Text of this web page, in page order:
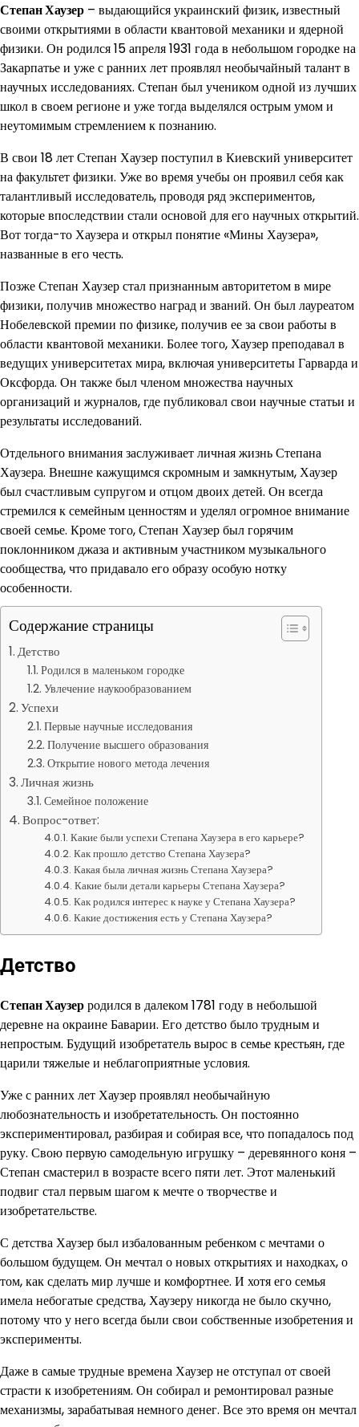
Степан Хаузер – выдающийся украинский физик, известный
своими открытиями в области квантовой механики и ядерной
физики. Он родился 15 апреля 1931 года в небольшом городке на
Закарпатье и уже с ранних лет проявлял необычайный талант в
научных исследованиях. Степан был учеником одной из лучших
школ в своем регионе и уже тогда выделялся острым умом и
неутомимым стремлением к познанию.
В свои 18 лет Степан Хаузер поступил в Киевский университет
на факультет физики. Уже во время учебы он проявил себя как
талантливый исследователь, проводя ряд экспериментов,
которые впоследствии стали основой для его научных открытий.
Вот тогда-то Хаузера и открыл понятие «Мины Хаузера»,
названные в его честь.
Позже Степан Хаузер стал признанным авторитетом в мире
физики, получив множество наград и званий. Он был лауреатом
Нобелевской премии по физике, получив ее за свои работы в
области квантовой механики. Более того, Хаузер преподавал в
ведущих университетах мира, включая университеты Гарварда и
Оксфорда. Он также был членом множества научных
организаций и журналов, где публиковал свои научные статьи и
результаты исследований.
Отдельного внимания заслуживает личная жизнь Степана
Хаузера. Внешне кажущимся скромным и замкнутым, Хаузер
был счастливым супругом и отцом двоих детей. Он всегда
стремился к семейным ценностям и уделял огромное внимание
своей семье. Кроме того, Степан Хаузер был горячим
поклонником джаза и активным участником музыкального
сообщества, что придавало его образу особую нотку
особенности.
Содержание страницы
Детство
Родился в маленьком городке
Увлечение наукообразованием
Успехи
Первые научные исследования
Получение высшего образования
Открытие нового метода лечения
Личная жизнь
Семейное положение
Вопрос-ответ:
Какие были успехи Степана Хаузера в его карьере?
Как прошло детство Степана Хаузера?
Какая была личная жизнь Степана Хаузера?
Какие были детали карьеры Степана Хаузера?
Как родился интерес к науке у Степана Хаузера?
Какие достижения есть у Степана Хаузера?
Детство
Степан Хаузерродился в далеком 1781 году в небольшой
деревне на окраине Баварии. Его детство было трудным и
непростым. Будущий изобретатель вырос в семье крестьян, где
царили тяжелые и неблагоприятные условия.
Уже с ранних лет Хаузер проявлял необычайную
любознательность и изобретательность. Он постоянно
экспериментировал, разбирая и собирая все, что попадалось под
руку. Свою первую самодельную игрушку – деревянного коня –
Степан смастерил в возрасте всего пяти лет. Этот маленький
подвиг стал первым шагом к мечте о творчестве и
изобретательстве.
С детства Хаузер был избалованным ребенком с мечтами о
большом будущем. Он мечтал о новых открытиях и находках, о
том, как сделать мир лучше и комфортнее. И хотя его семья
имела небогатые средства, Хаузеру никогда не было скучно,
потому что у него всегда были свои собственные изобретения и
эксперименты.
Даже в самые трудные времена Хаузер не отступал от своей
страсти к изобретениям. Он собирал и ремонтировал разные
механизмы, зарабатывая немного денег. Все это время он мечтал